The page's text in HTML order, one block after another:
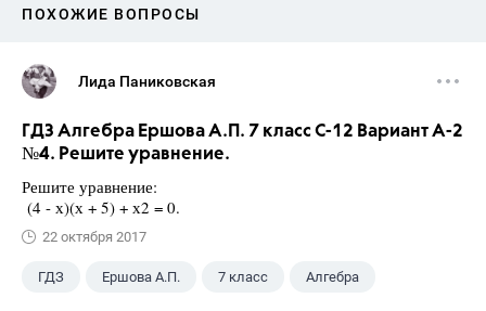
ПОХОЖИЕ ВОПРОСЫ
Лида Паниковская
ГДЗ Алгебра Ершова А.П. 7 класс С-12 Вариант А-2
№4. Решите уравнение.
Решите уравнение:
(4 - х)(х + 5) + х2 = 0.
22 октября 2017
ГДЗ Ершова А.П. 7 класс Алгебра